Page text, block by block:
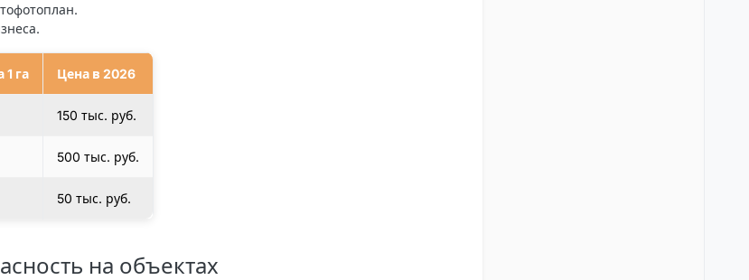
1 га Цена в 2026
150 тыс. руб.
500 тыс. руб.
50 тыс. руб.
на объектах